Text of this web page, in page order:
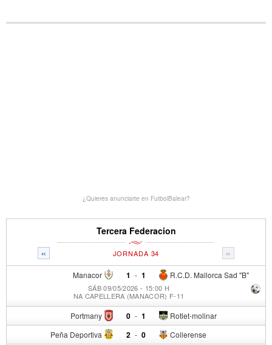
¿Quieres anunciarte en FutbolBalear?
Tercera Federacion
« »
JORNADA 34
Manacor 1 - R.C.D. Mallorca Sad "B"
1
SÁB 09/05/2026 - 15:00 H
NA CAPELLERA (MANACOR) F-11
Portmany 0 - Rotlet-molinar
1
Peña Deportiva 2 - Collerense
0